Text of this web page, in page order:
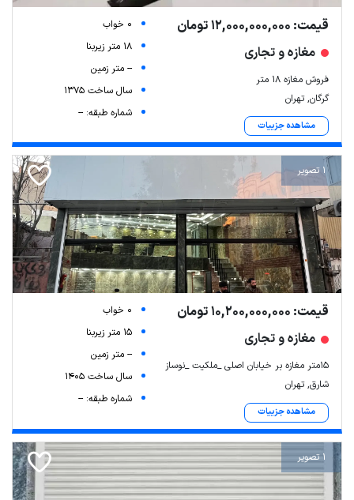
قیمت: 12,000,000,000 تومان
مغازه و تجاری
فروش مغازه 18 متر
گرگان, تهران
مشاهده جزییات
0 خواب
18 متر زیربنا
-- متر زمین
سال ساخت 1375
شماره طبقه: --
1 تصویر
قیمت: 10,200,000,000 تومان
مغازه و تجاری
۱۵متر مغازه بر خیابان اصلی _ملکیت _نوساز
شارق, تهران
مشاهده جزییات
0 خواب
15 متر زیربنا
-- متر زمین
سال ساخت 1405
شماره طبقه: --
1 تصویر